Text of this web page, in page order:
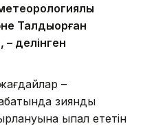
Талдықорған
– делінген
–
зиянды
ықпал ететін